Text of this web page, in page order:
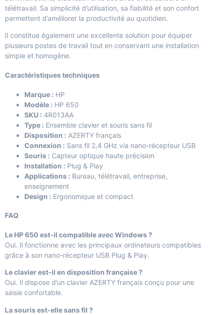
télétravail. Sa simplicité d’utilisation, sa fiabilité et son confort
permettent d’améliorer la productivité au quotidien.
Il constitue également une excellente solution pour équiper
plusieurs postes de travail tout en conservant une installation
simple et homogène.
Caractéristiques techniques
Marque : HP
Modèle : HP 650
SKU : 4R013AA
Type : Ensemble clavier et souris sans fil
Disposition : AZERTY français
Connexion : Sans fil 2,4 GHz via nano-récepteur USB
Souris : Capteur optique haute précision
Installation : Plug & Play
Applications : Bureau, télétravail, entreprise,
enseignement
Design : Ergonomique et compact
FAQ
Le HP 650 est-il compatible avec Windows ?
Oui. Il fonctionne avec les principaux ordinateurs compatibles
grâce à son nano-récepteur USB Plug & Play.
Le clavier est-il en disposition française ?
Oui. Il dispose d’un clavier AZERTY français conçu pour une
saisie confortable.
La souris est-elle sans fil ?